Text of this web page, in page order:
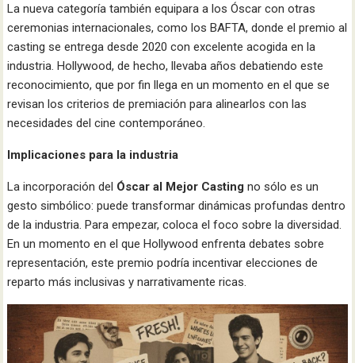
La nueva categoría también equipara a los Óscar con otras
ceremonias internacionales, como los BAFTA, donde el premio al
casting se entrega desde 2020 con excelente acogida en la
industria. Hollywood, de hecho, llevaba años debatiendo este
reconocimiento, que por fin llega en un momento en el que se
revisan los criterios de premiación para alinearlos con las
necesidades del cine contemporáneo.
Implicaciones para la industria
La incorporación del Óscar al Mejor Casting no sólo es un
gesto simbólico: puede transformar dinámicas profundas dentro
de la industria. Para empezar, coloca el foco sobre la diversidad.
En un momento en el que Hollywood enfrenta debates sobre
representación, este premio podría incentivar elecciones de
reparto más inclusivas y narrativamente ricas.